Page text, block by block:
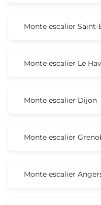
Monte escalier Saint-
Monte escalier Le
Monte escalier Dijon
Monte escalier
Monte escalier